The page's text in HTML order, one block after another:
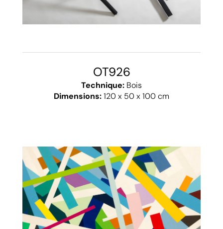
OT926
Technique: Bois
Dimensions:120 x 50 x 100 cm